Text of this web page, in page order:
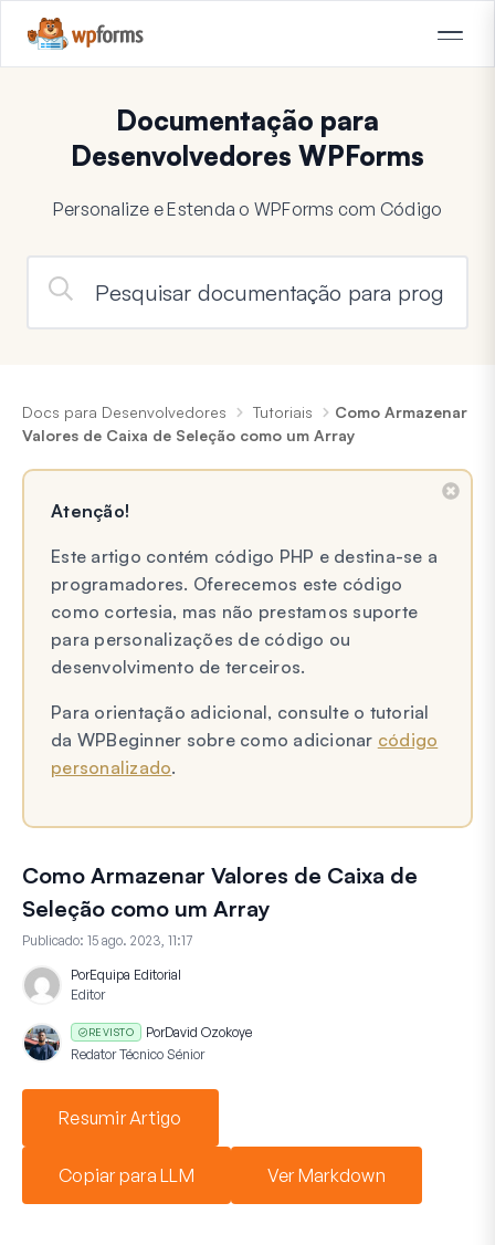
Documentação para
Desenvolvedores WPForms
Personalize e Estenda o WPForms com Código
Docs para Desenvolvedores Tutoriais
Como Armazenar
Valores de Caixa de Seleção como um Array
Atenção!
Este artigo contém código PHP e destina-se a
programadores. Oferecemos este código
como cortesia, mas não prestamos suporte
para personalizações de código ou
desenvolvimento de terceiros.
Para orientação adicional, consulte o tutorial
da WPBeginner sobre como adicionar código
personalizado.
Como Armazenar Valores de Caixa de
Seleção como um Array
Publicado: 15 ago. 2023, 11:17
PorEquipa Editorial
Editor
REVISTO PorDavid Ozokoye
Redator Técnico Sénior
Resumir Artigo
Copiar para LLM Ver Markdown